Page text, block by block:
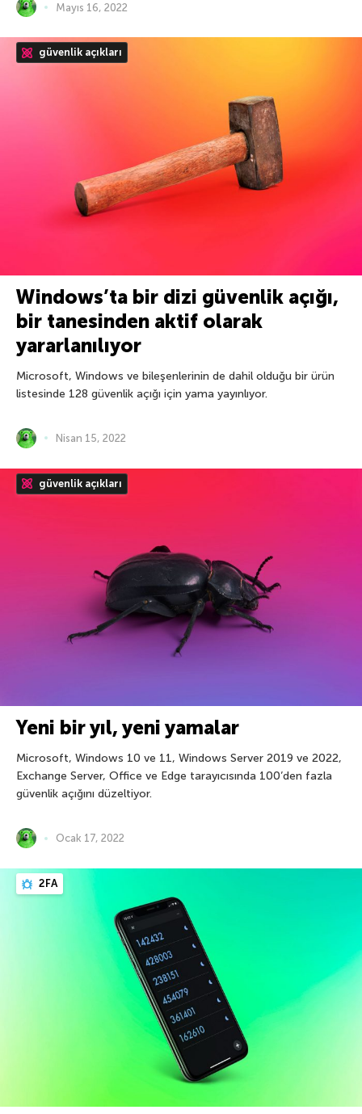
Mayıs 16, 2022
güvenlik açıkları
Windows’ta bir dizi güvenlik açığı,
bir tanesinden aktif olarak
yararlanılıyor
Microsoft, Windows ve bileşenlerinin de dahil olduğu bir ürün
listesinde 128 güvenlik açığı için yama yayınlıyor.
Nisan 15, 2022
güvenlik açıkları
Yeni bir yıl, yeni yamalar
Microsoft, Windows 10 ve 11, Windows Server 2019 ve 2022,
Exchange Server, Office ve Edge tarayıcısında 100’den fazla
güvenlik açığını düzeltiyor.
Ocak 17, 2022
2FA